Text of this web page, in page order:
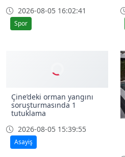
2026-08-05 16:02:41
Spor
Çine’deki orman yangını
soruşturmasında 1
tutuklama
2026-08-05 15:39:55
Asayiş